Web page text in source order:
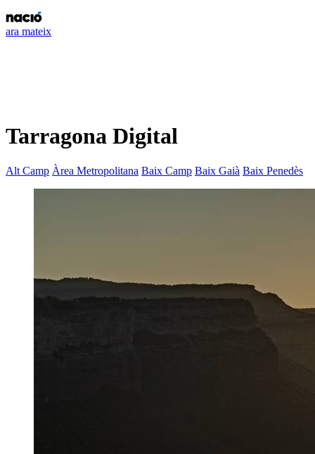
ara mateix
Tarragona Digital
Alt Camp Àrea Metropolitana Baix Camp Baix Gaià Baix Penedès